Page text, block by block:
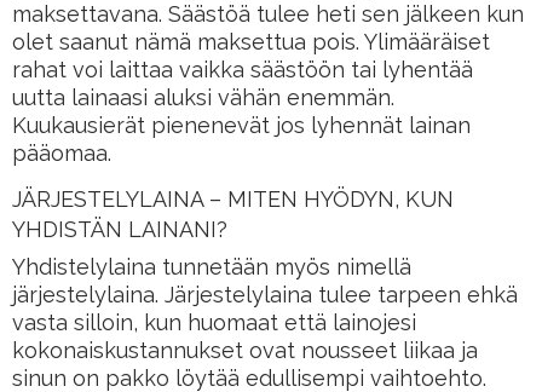
maksettavana. Säästöä tulee heti sen jälkeen kun
olet saanut nämä maksettua pois. Ylimääräiset
rahat voi laittaa vaikka säästöön tai lyhentää
uutta lainaasi aluksi vähän enemmän.
Kuukausierät pienenevät jos lyhennät lainan
pääomaa.
JÄRJESTELYLAINA – MITEN HYÖDYN, KUN
YHDISTÄN LAINANI?
Yhdistelylaina tunnetään myös nimellä
järjestelylaina. Järjestelylaina tulee tarpeen ehkä
vasta silloin, kun huomaat että lainojesi
kokonaiskustannukset ovat nousseet liikaa ja
sinun on pakko löytää edullisempi vaihtoehto.